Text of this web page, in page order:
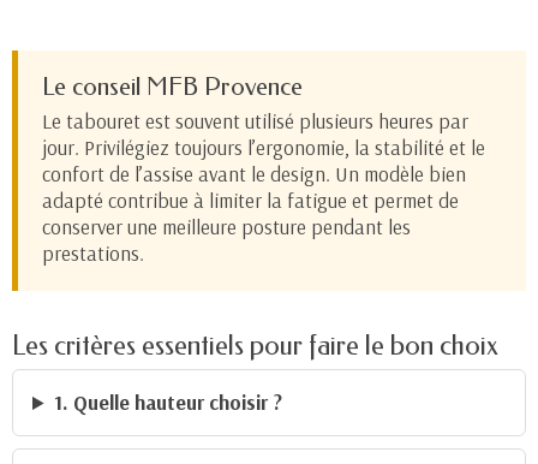
Le conseil MFB Provence
Le tabouret est souvent utilisé plusieurs heures par
jour. Privilégiez toujours l’ergonomie, la stabilité et le
confort de l’assise avant le design. Un modèle bien
adapté contribue à limiter la fatigue et permet de
conserver une meilleure posture pendant les
prestations.
Les critères essentiels pour faire le bon choix
1. Quelle hauteur choisir ?